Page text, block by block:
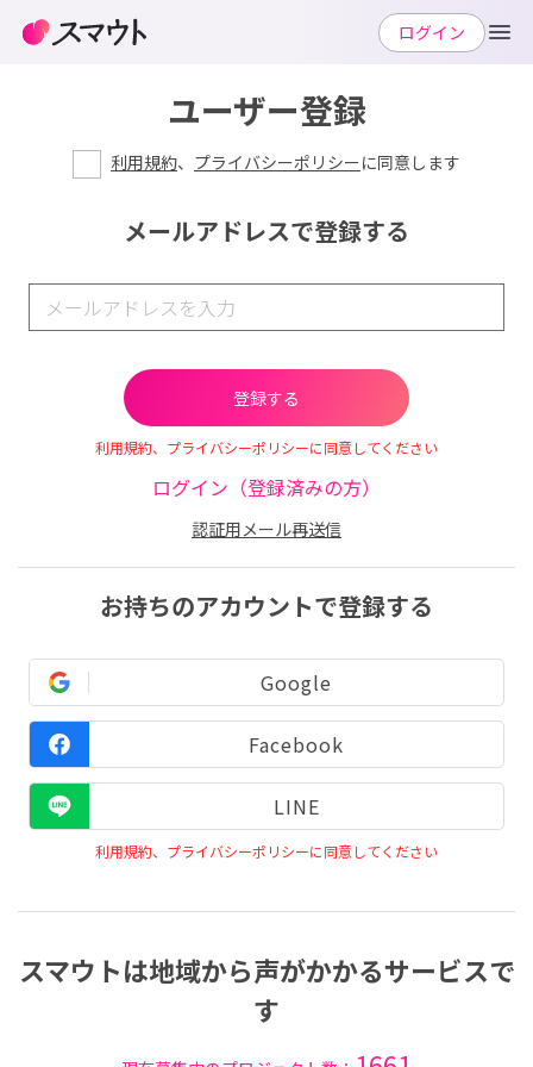
ユーザー登録
利用規約、 プライバシーポリシーに同意します
メールアドレスで登録する
利用規約、プライバシーポリシーに同意してください
ログイン（登録済みの方）
認証用メール再送信
お持ちのアカウントで登録する
Google
Facebook
LINE
利用規約、プライバシーポリシーに同意してください
スマウトは地域から声がかかるサービスで
す
ログイン